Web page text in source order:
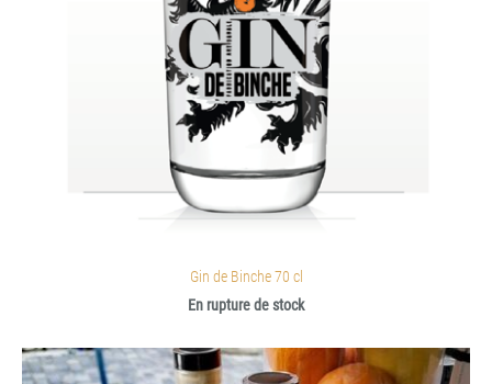
Gin de Binche 70 cl
En rupture de stock